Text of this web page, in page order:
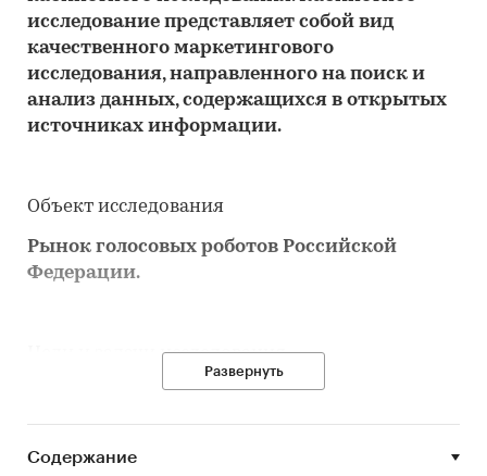
исследование представляет собой вид
качественного маркетингового
исследования, направленного на поиск и
анализ данных, содержащихся в открытых
источниках информации.
Объект исследования
Рынок голосовых роботов Российской
Федерации.
Цели и задачи исследования
Цель данного исследования – анализ
текущей ситуации на Рынке.
Развернуть
Содержание